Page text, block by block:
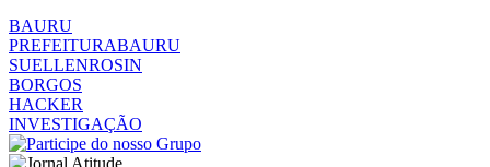
BAURU
PREFEITURABAURU
SUELLENROSIN
BORGOS
HACKER
INVESTIGAÇÃO